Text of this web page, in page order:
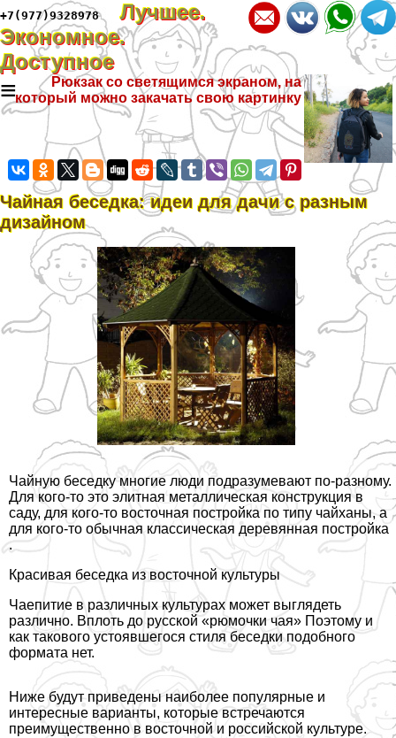
+7(977)9328978
Лучшее.
Экономное.
Доступное
≡
Рюкзак со светящимся экраном, на
который можно закачать свою картинку
Чайная беседка: идеи для дачи с разным
дизайном
Чайную беседку многие люди подразумевают по-разному.
Для кого-то это элитная металлическая конструкция в
саду, для кого-то восточная постройка по типу чайханы, а
для кого-то обычная классическая деревянная постройка
.
Красивая беседка из восточной культуры
Чаепитие в различных культурах может выглядеть
различно. Вплоть до русской «рюмочки чая» Поэтому и
как такового устоявшегося стиля беседки подобного
формата нет.
Ниже будут приведены наиболее популярные и
интересные варианты, которые встречаются
преимущественно в восточной и российской культуре.